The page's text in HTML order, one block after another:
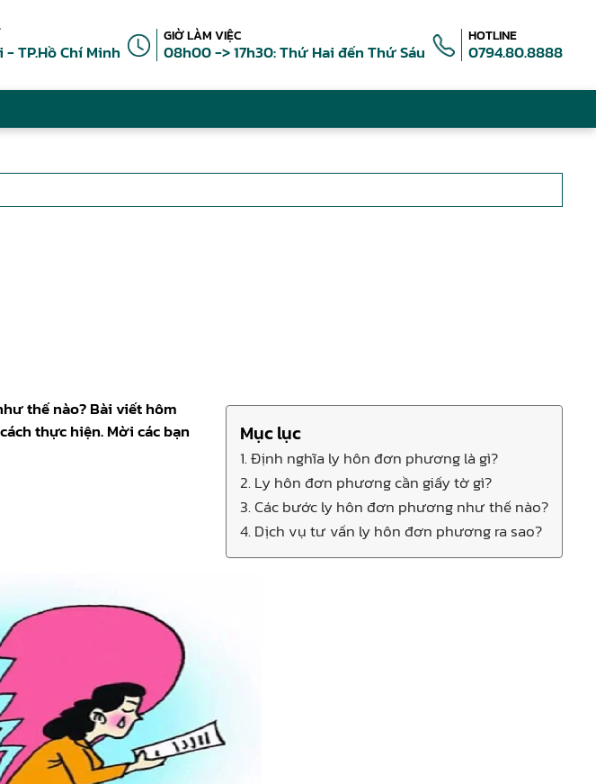
- TP.Hồ Chí Minh
GIỜ LÀM VIỆC
08h00 -> 17h30: Thứ Hai đến Thứ Sáu
HOTLINE
0794.80.8888
Mục lục
1. Định nghĩa ly hôn đơn phương là gì?
2. Ly hôn đơn phương cần giấy tờ gì?
3. Các bước ly hôn đơn phương như thế nào?
4. Dịch vụ tư vấn ly hôn đơn phương ra sao?
thế nào? Bài viết hôm
thực hiện. Mời các bạn